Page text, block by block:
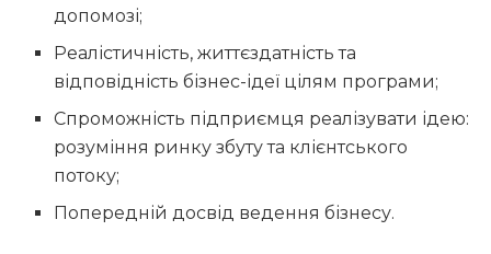
допомозі;
Реалістичність, життєздатність та
відповідність бізнес-ідеї цілям програми;
Спроможність підприємця реалізувати ідею:
розуміння ринку збуту та клієнтського
потоку;
Попередній досвід ведення бізнесу.